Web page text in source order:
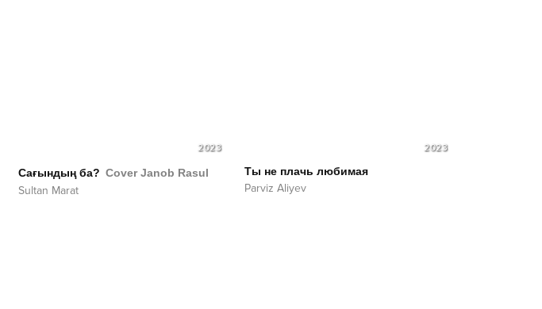
2023
Сағындың ба? Cover Janob Rasul
Sultan Marat
2023
Ты не плачь любимая
Parviz Aliyev